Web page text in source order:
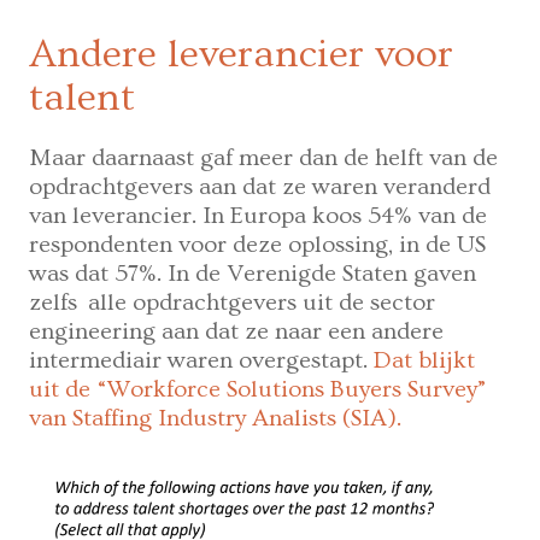
Andere leverancier voor
talent
Maar daarnaast gaf meer dan de helft van de
opdrachtgevers aan dat ze waren veranderd
van leverancier. In Europa koos 54% van de
respondenten voor deze oplossing, in de US
was dat 57%. In de Verenigde Staten gaven
zelfs alle opdrachtgevers uit de sector
engineering aan dat ze naar een andere
intermediair waren overgestapt.Dat blijkt
uit de “Workforce Solutions Buyers Survey”
van Staffing Industry Analists (SIA).